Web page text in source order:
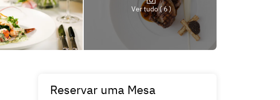
Ver tudo ( 6 )
Reservar uma Mesa